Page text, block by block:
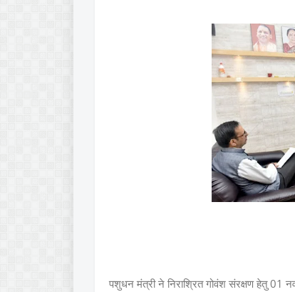
पशुधन मंत्री ने निराश्रित गोवंश संरक्षण हेतु 01